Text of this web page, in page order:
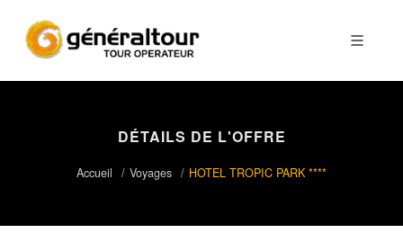
DÉTAILS DE L'OFFRE
Accueil Voyages HOTEL TROPIC PARK ****